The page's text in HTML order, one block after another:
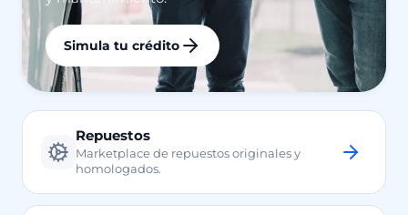
Simula tu crédito
Repuestos
Marketplace de repuestos originales y
homologados.